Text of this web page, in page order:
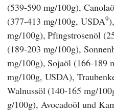
(539-590 mg/100g),
(377-413 mg/100g, USDA9
mg/100g), Pfingstrosenöl
(189-203 mg/100g),
mg/100g), Sojaöl (166-189
mg/100g, USDA),
Walnussöl (140-165 mg/
g/100g), Avocadoöl und